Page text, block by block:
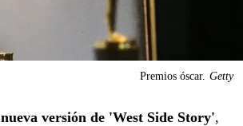
Premios óscar. Getty
nueva versión de 'West Side Story',